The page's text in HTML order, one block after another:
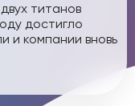
титанов
достигло
и компании вновь